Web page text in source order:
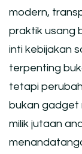
modern,
praktik usang
inti kebijakan
terpenting
tetapi
bukan gadget
milik jutaan